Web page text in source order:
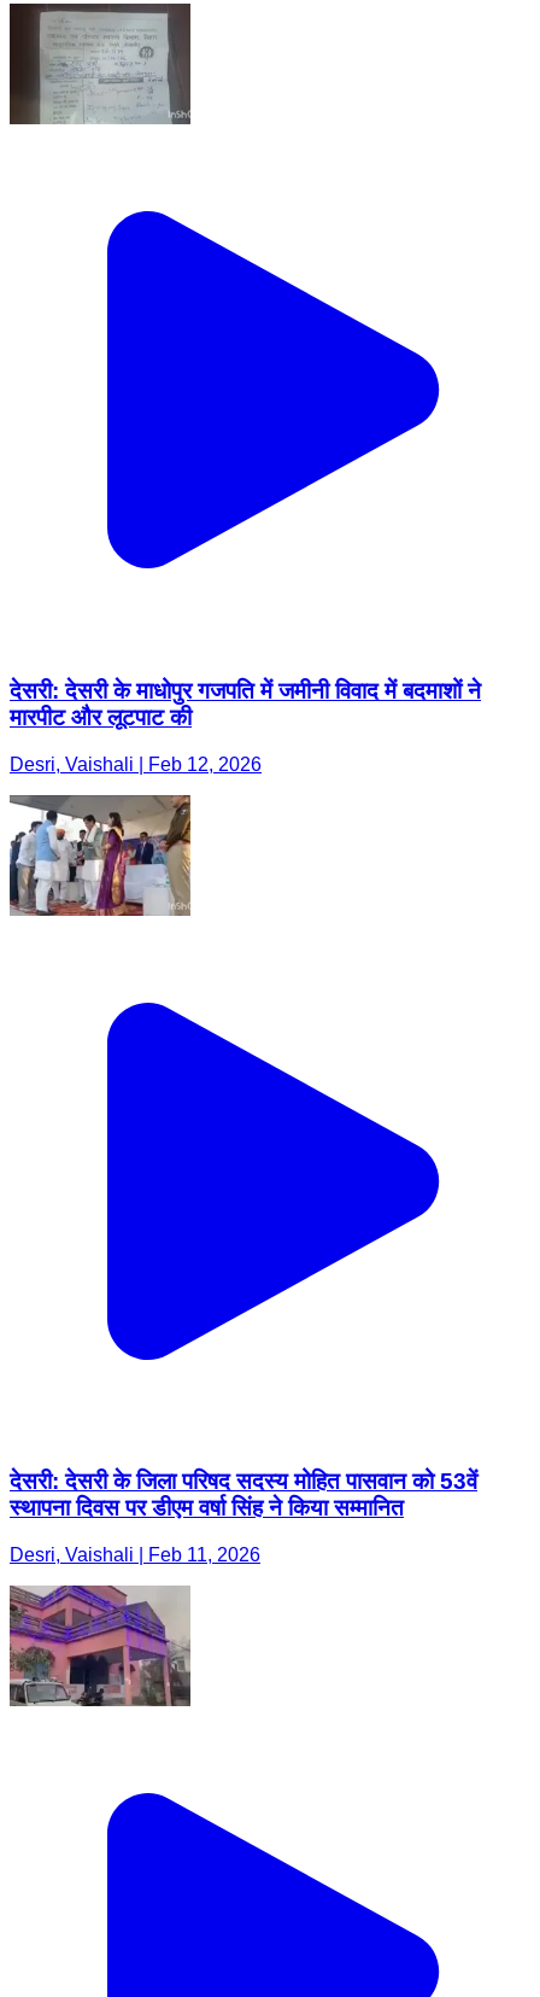
देसरी: देसरी के माधोपुर गजपति में जमीनी विवाद में बदमाशों ने
मारपीट और लूटपाट की
Desri, Vaishali | Feb 12, 2026
देसरी: देसरी के जिला परिषद सदस्य मोहित पासवान को 53वें
स्थापना दिवस पर डीएम वर्षा सिंह ने किया सम्मानित
Desri, Vaishali | Feb 11, 2026